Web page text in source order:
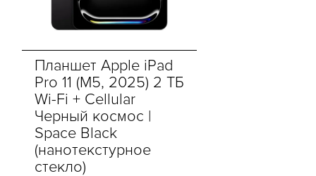
Планшет Apple iPad
Pro 11 (M5, 2025) 2 ТБ
Wi-Fi + Cellular
Черный космос |
Space Black
(нанотекстурное
стекло)